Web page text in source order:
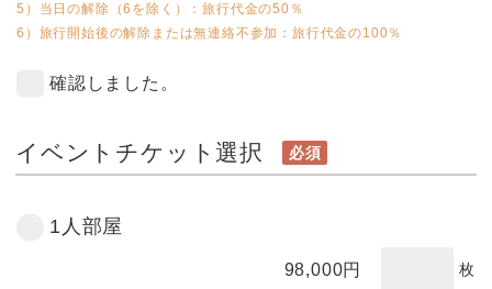
5）当日の解除（6を除く）：旅行代金の50％
6）旅行開始後の解除または無連絡不参加：旅行代金の100％
確認しました。
イベントチケット選択 必須
1人部屋
98,000円 枚